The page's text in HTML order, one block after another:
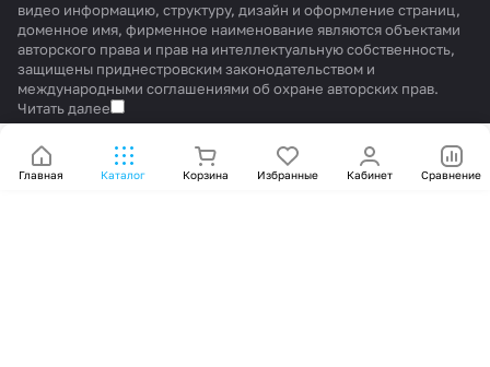
Главная Каталог Корзина Избранные Кабинет Сравнение
видео информацию, структуру, дизайн и оформление страниц,
доменное имя, фирменное наименование являются объектами
авторского права и прав на интеллектуальную собственность,
защищены приднестровским законодательством и
международными соглашениями об охране авторских прав.
Читать далее